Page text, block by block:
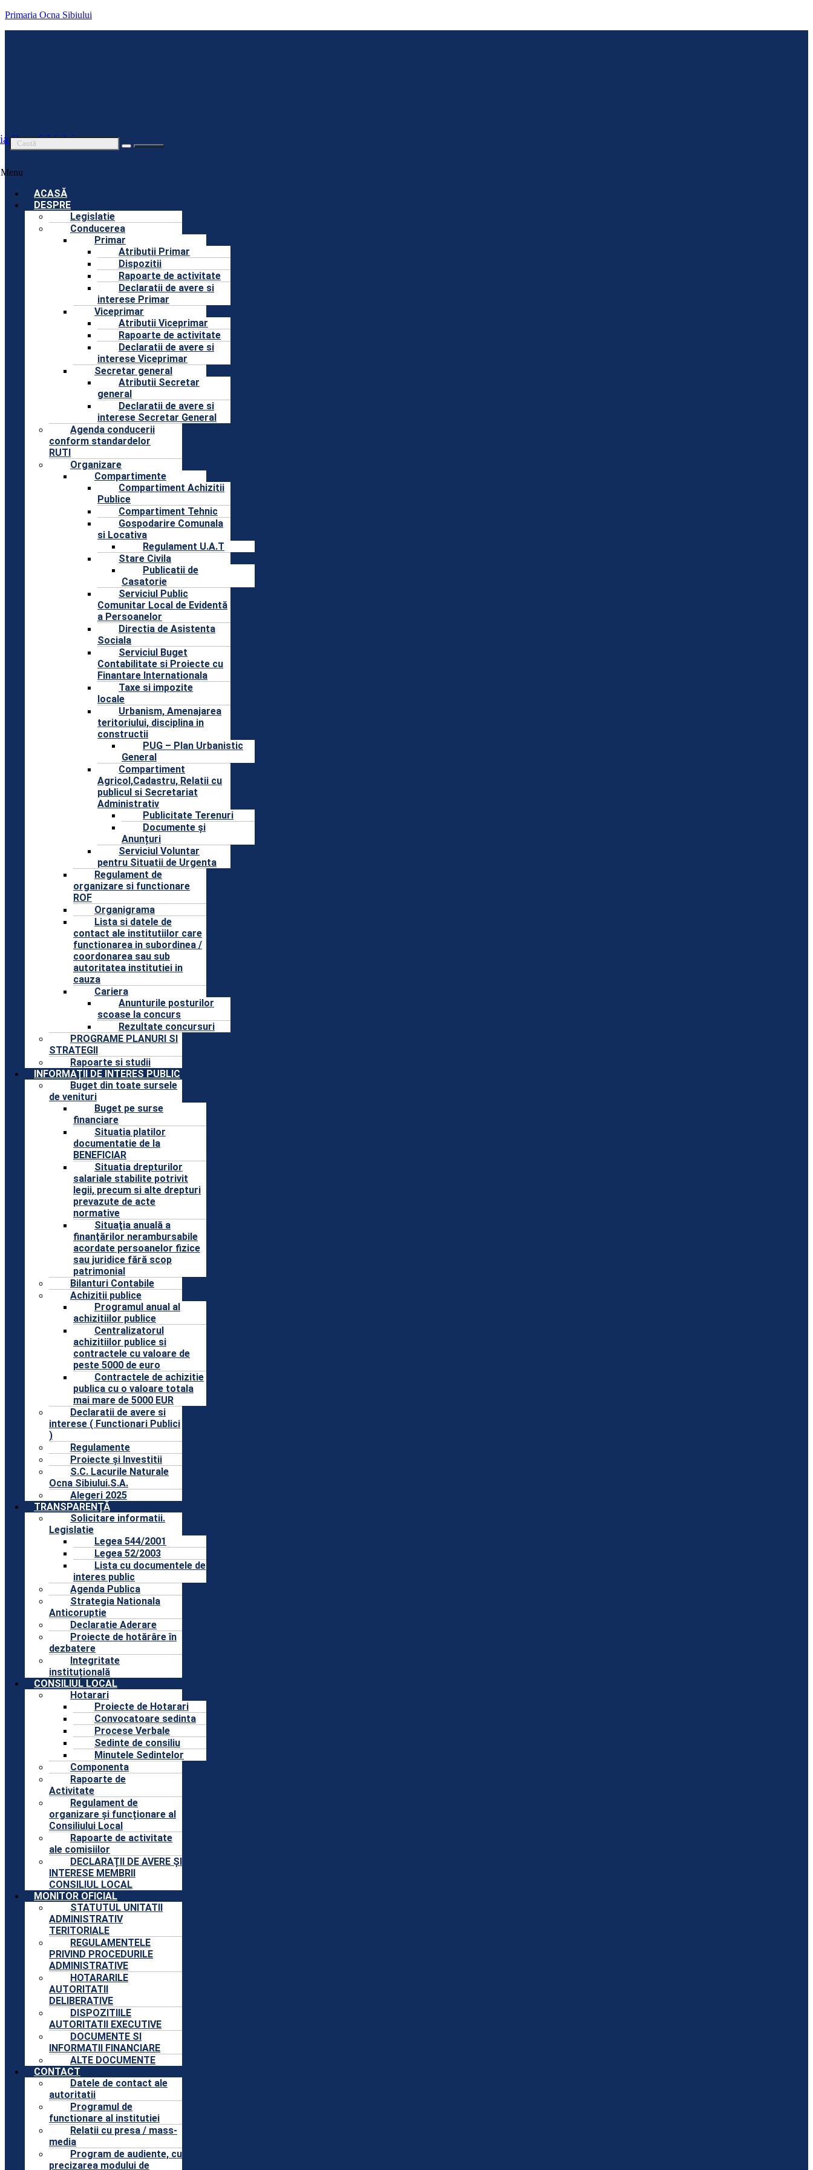
Primaria Ocna Sibiului
Ocna Sibiului
Menu
ACASĂ
DESPRE
Legislatie
Conducerea
Primar
Atributii Primar
Dispozitii
Rapoarte de activitate
Declaratii de avere si
interese Primar
Viceprimar
Atributii Viceprimar
Rapoarte de activitate
Declaratii de avere si
interese Viceprimar
Secretar general
Atributii Secretar
general
Declaratii de avere si
interese Secretar General
Agenda conducerii
conform standardelor
RUTI
Organizare
Compartimente
Compartiment Achizitii
Publice
Compartiment Tehnic
Gospodarire Comunala
si Locativa
Regulament U.A.T
Stare Civila
Publicatii de
Casatorie
Serviciul Public
Comunitar Local de Evidentă
a Persoanelor
Directia de Asistenta
Sociala
Serviciul Buget
Contabilitate si Proiecte cu
Finantare Internationala
Taxe si impozite
locale
Urbanism, Amenajarea
teritoriului, disciplina in
constructii
PUG – Plan Urbanistic
General
Compartiment
Agricol,Cadastru, Relatii cu
publicul si Secretariat
Administrativ
Publicitate Terenuri
Documente și
Anunțuri
Serviciul Voluntar
pentru Situatii de Urgenta
Regulament de
organizare si functionare
ROF
Organigrama
Lista si datele de
contact ale institutiilor care
functionarea in subordinea /
coordonarea sau sub
autoritatea institutiei in
cauza
Cariera
Anunturile posturilor
scoase la concurs
Rezultate concursuri
PROGRAME PLANURI SI
STRATEGII
Rapoarte si studii
INFORMAȚII DE INTERES PUBLIC
Buget din toate sursele
de venituri
Buget pe surse
financiare
Situatia platilor
documentatie de la
BENEFICIAR
Situatia drepturilor
salariale stabilite potrivit
legii, precum si alte drepturi
prevazute de acte
normative
Situaţia anuală a
finanţărilor nerambursabile
acordate persoanelor fizice
sau juridice fără scop
patrimonial
Bilanturi Contabile
Achizitii publice
Programul anual al
achizitiilor publice
Centralizatorul
achizitiilor publice si
contractele cu valoare de
peste 5000 de euro
Contractele de achizitie
publica cu o valoare totala
mai mare de 5000 EUR
Declaratii de avere si
interese ( Functionari Publici
)
Regulamente
Proiecte și Investitii
S.C. Lacurile Naturale
Ocna Sibiului.S.A.
Alegeri 2025
TRANSPARENȚĂ
Solicitare informatii.
Legislatie
Legea 544/2001
Legea 52/2003
Lista cu documentele de
interes public
Agenda Publica
Strategia Nationala
Anticoruptie
Declaratie Aderare
Proiecte de hotărâre în
dezbatere
Integritate
instituțională
CONSILIUL LOCAL
Hotarari
Proiecte de Hotarari
Convocatoare sedinta
Procese Verbale
Sedinte de consiliu
Minutele Sedintelor
Componenta
Rapoarte de
Activitate
Regulament de
organizare și funcționare al
Consiliului Local
Rapoarte de activitate
ale comisiilor
DECLARAȚII DE AVERE ȘI
INTERESE MEMBRII
CONSILIUL LOCAL
MONITOR OFICIAL
STATUTUL UNITATII
ADMINISTRATIV
TERITORIALE
REGULAMENTELE
PRIVIND PROCEDURILE
ADMINISTRATIVE
HOTARARILE
AUTORITATII
DELIBERATIVE
DISPOZITIILE
AUTORITATII EXECUTIVE
DOCUMENTE SI
INFORMATII FINANCIARE
ALTE DOCUMENTE
CONTACT
Datele de contact ale
autoritatii
Programul de
functionare al institutiei
Relatii cu presa / mass-
media
Program de audiente, cu
precizarea modului de